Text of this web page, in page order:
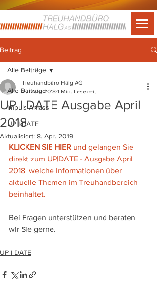
Beitrag
Alle Beiträge
Impuls-Anlass
UP I DATE
Alle Beiträge
UP I DATE Ausgabe April
2018
Treuhandbüro Hälg AG
26. Apr. 2018 1 Min. Lesezeit
Aktualisiert: 8. Apr. 2019
KLICKEN SIE HIER und gelangen Sie
direkt zum UP|DATE - Ausgabe April
2018, welche Informationen über
aktuelle Themen im Treuhandbereich
beinhaltet.
Bei Fragen unterstützen und beraten
wir Sie gerne.
UP I DATE